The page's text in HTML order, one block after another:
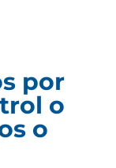
por
o
o